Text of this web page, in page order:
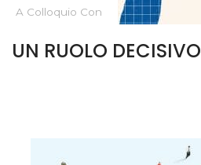
A Colloquio Con
UN RUOLO DECISIVO